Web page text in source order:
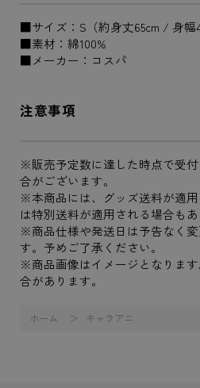
■サイズ：S（約身丈65cm / 身幅
■素材：綿100%
■メーカー：コスパ
注意事項
※販売予定数に達した時点で受
合がございます。
※本商品には、グッズ送料が適
は特別送料が適用される場合もあ
※商品仕様や発送日は予告なく
す。予めご了承ください。
※商品画像はイメージとなりま
合があります。
ホーム キャラアニ